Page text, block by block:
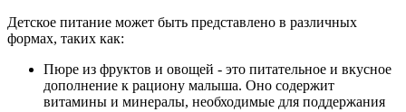
Детское питание может быть представлено в различных
формах, таких как:
Пюре из фруктов и овощей - это питательное и вкусное
дополнение к рациону малыша. Оно содержит
витамины и минералы, необходимые для поддержания